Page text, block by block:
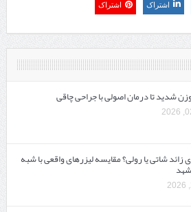
اشتراک اشتراک
شدید تا درمان اصولی با جراحی چاقی
زائد شاتی یا رولی؟ مقایسه لیزرهای واقعی با شبه‌